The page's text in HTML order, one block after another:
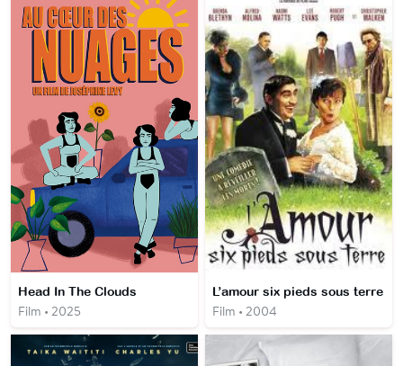
Head In The Clouds
Film • 2025
L’amour six pieds sous terre
Film • 2004